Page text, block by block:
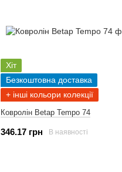
Хіт
Безкоштовна доставка
+ інші кольори колекції
Ковролін Betap Tempo 74
346.17 грн В наявності